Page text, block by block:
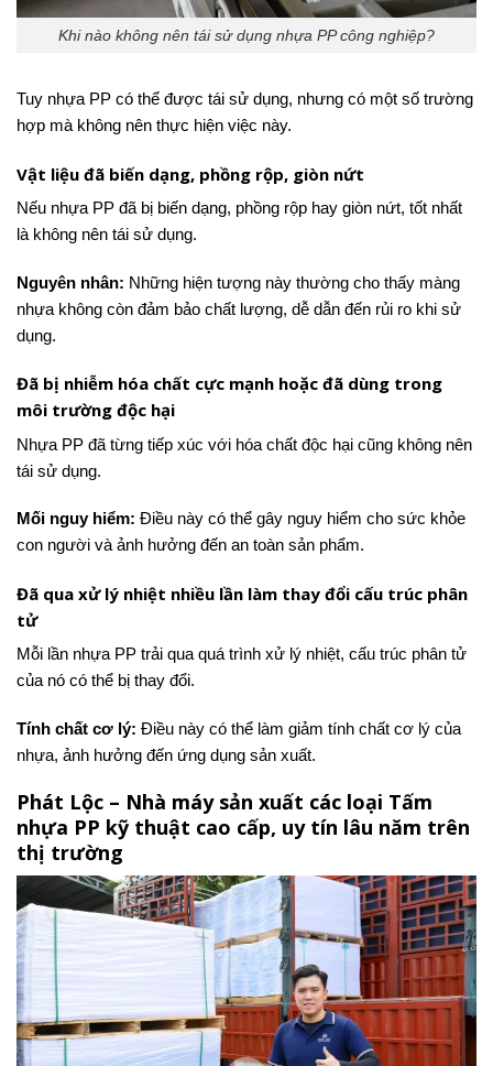
Khi nào không nên tái sử dụng nhựa PP công nghiệp?
Tuy nhựa PP có thể được tái sử dụng, nhưng có một số trường
hợp mà không nên thực hiện việc này.
Vật liệu đã biến dạng, phồng rộp, giòn nứt
Nếu nhựa PP đã bị biến dạng, phồng rộp hay giòn nứt, tốt nhất
là không nên tái sử dụng.
Nguyên nhân: Những hiện tượng này thường cho thấy màng
nhựa không còn đảm bảo chất lượng, dễ dẫn đến rủi ro khi sử
dụng.
Đã bị nhiễm hóa chất cực mạnh hoặc đã dùng trong
môi trường độc hại
Nhựa PP đã từng tiếp xúc với hóa chất độc hại cũng không nên
tái sử dụng.
Mối nguy hiểm: Điều này có thể gây nguy hiểm cho sức khỏe
con người và ảnh hưởng đến an toàn sản phẩm.
Đã qua xử lý nhiệt nhiều lần làm thay đổi cấu trúc phân
tử
Mỗi lần nhựa PP trải qua quá trình xử lý nhiệt, cấu trúc phân tử
của nó có thể bị thay đổi.
Tính chất cơ lý: Điều này có thể làm giảm tính chất cơ lý của
nhựa, ảnh hưởng đến ứng dụng sản xuất.
Phát Lộc – Nhà máy sản xuất các loại Tấm
nhựa PP kỹ thuật cao cấp, uy tín lâu năm trên
thị trường